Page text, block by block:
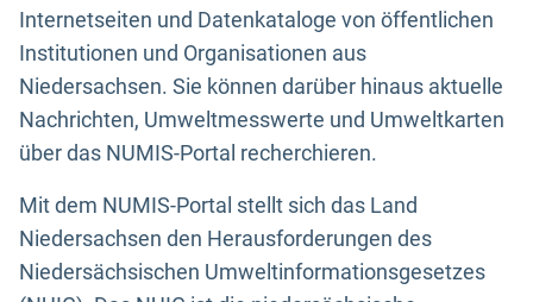
Internetseiten und Datenkataloge von öffentlichen
Institutionen und Organisationen aus
Niedersachsen. Sie können darüber hinaus aktuelle
Nachrichten, Umweltmesswerte und Umweltkarten
über das NUMIS-Portal recherchieren.
Mit dem NUMIS-Portal stellt sich das Land
Niedersachsen den Herausforderungen des
Niedersächsischen Umweltinformationsgesetzes